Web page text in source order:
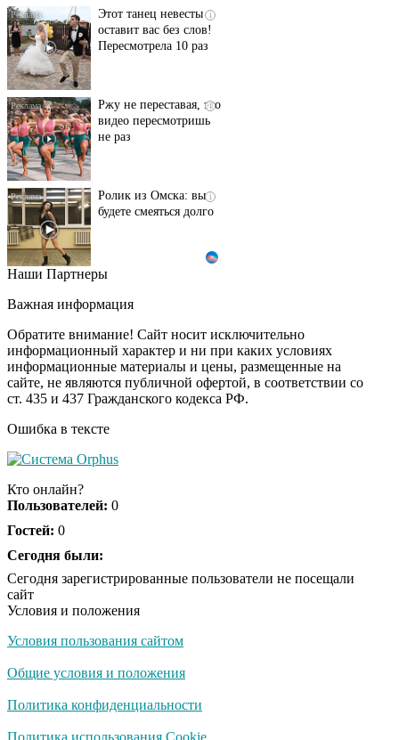
i
Этот танец невесты
оставит вас без слов!
Пересмотрела 10 раз
i
Ржу не переставая, это
видео пересмотришь
не раз
i
Ролик из Омска: вы
будете смеяться долго
Ролик длится пару
шоке от увиденного
i
Королева вагона
отожгла! Видео не
оставит равнодушным
Наши Партнеры
Важная информация
Обратите внимание! Сайт носит исключительно
информационный характер и ни при каких условиях
информационные материалы и цены, размещенные на
сайте, не являются публичной офертой, в соответствии со
ст. 435 и 437 Гражданского кодекса РФ.
Ошибка в тексте
Кто онлайн?
Пользователей: 0
Гостей: 0
Сегодня были:
Сегодня зарегистрированные пользователи не посещали
сайт
Условия и положения
Условия пользования сайтом
Общие условия и положения
Политика конфиденциальности
Политика использования Cookie